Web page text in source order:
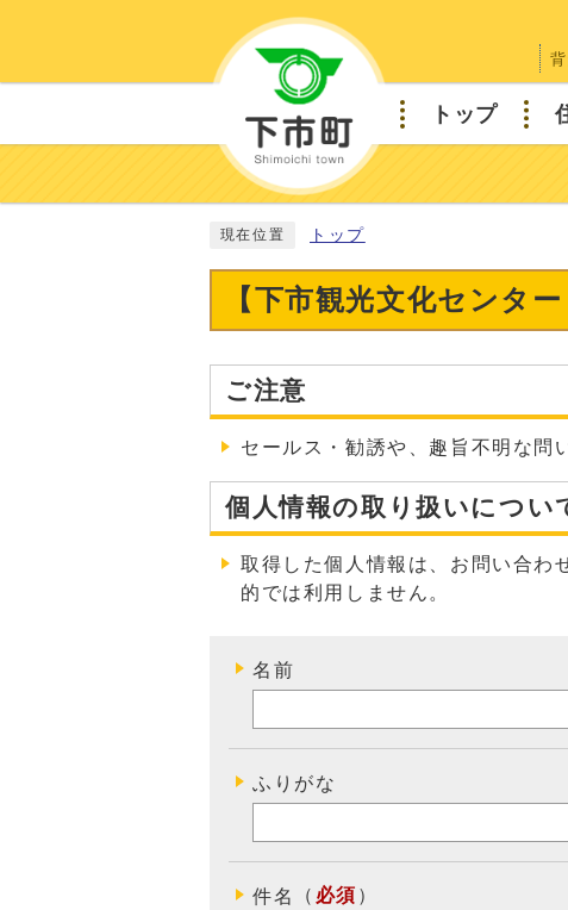
トップ
現在位置 トップ
【下市観光文化センタ
ご注意
セールス・勧誘や、趣旨不明な問
個人情報の取り扱いについ
取得した個人情報は、お問い合わ
的では利用しません 。
名前
ふりがな
件名 （ 必須 ）